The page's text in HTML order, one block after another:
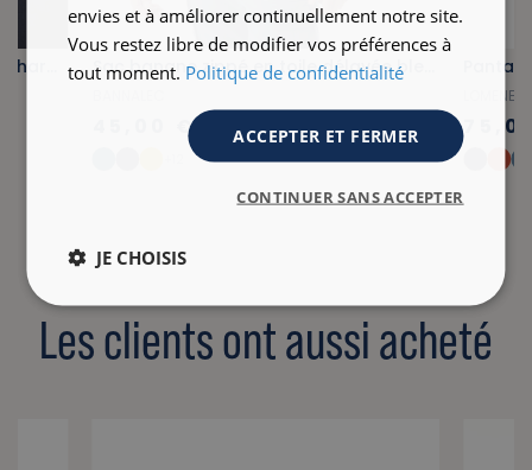
45,00 €
LOMENER
Les clients ont aussi acheté
envies et à améliorer continuellement notre site.
Vous restez libre de modifier vos préférences à
tout moment. Politique de confidentialité
ACCEPTER ET FERMER
CONTINUER SANS ACCEPTER
JE CHOISIS